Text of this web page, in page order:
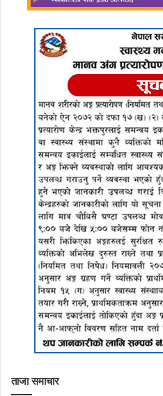
ताजा समाचार